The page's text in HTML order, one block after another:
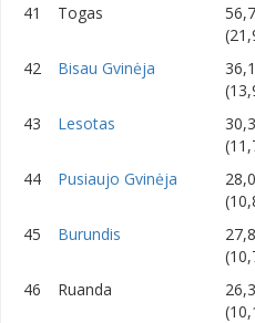
41 Togas
42 Bisau Gvinėja
43 Lesotas
44 Pusiaujo Gvinėja
45 Burundis
46 Ruanda